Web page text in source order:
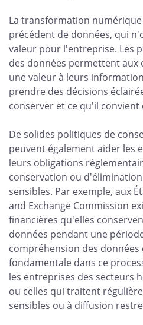
La transformation
précédent de données, qui
valeur pour l'entreprise. Les
des données permettent
une valeur à leurs
prendre des décisions
conserver et ce qu'il
De solides politiques de
peuvent également aider les
leurs obligations
conservation ou
sensibles. Par exemple, aux
and Exchange Commission
financières qu'elles
données pendant une
compréhension des données
fondamentale dans ce
les entreprises des secteurs
ou celles qui traitent
sensibles ou à diffusion